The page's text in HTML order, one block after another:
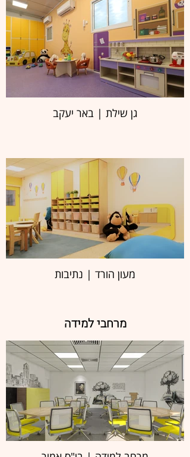
גן שילת | באר יעקב
מעון הורד | נתיבות
מרחבי למידה